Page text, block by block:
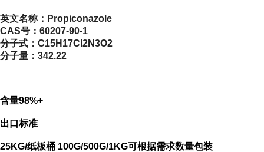
英文名称： Propiconazole
CAS号： 60207-90-1
分子式： C15H17Cl2N3O2
分子量： 342.22
含量98%+
出口标准
25KG/纸板桶 100G/500G/1KG可根据需求数量包装